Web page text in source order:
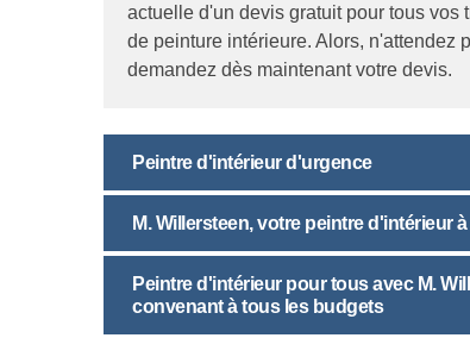
actuelle d'un devis gratuit pour tous vos
de peinture intérieure. Alors, n'attendez
demandez dès maintenant votre devis.
Peintre d'intérieur d'urgence
M. Willersteen, votre peintre d'intérieur
Peintre d'intérieur pour tous avec M.
convenant à tous les budgets